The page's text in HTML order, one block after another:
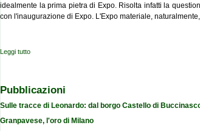
idealmente la prima pietra di Expo. Risolta infatti la
con l'inaugurazione di Expo. L'Expo materiale,
Leggi tutto
Pubblicazioni
Sulle tracce di Leonardo: dal borgo Castello di
Granpavese, l'oro di Milano